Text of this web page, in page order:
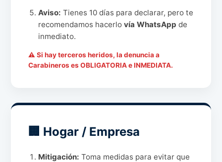
Aviso: Tienes 10 días para declarar, pero te
recomendamos hacerlovía WhatsApp de
inmediato.
⚠ Si hay terceros heridos, la denuncia a
Carabineros es OBLIGATORIA e INMEDIATA.
🏢 Hogar / Empresa
Mitigación: Toma medidas para evitar que